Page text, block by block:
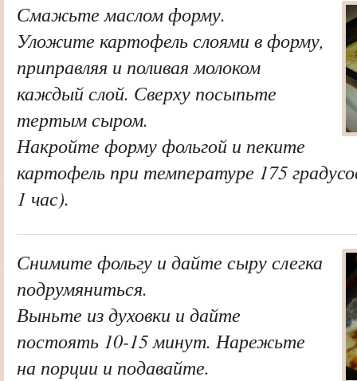
Смажьте маслом форму.
Уложите картофель слоями в форму,
приправляя и поливая молоком
каждый слой. Сверху посыпьте
тертым сыром.
Накройте форму фольгой и пеките
картофель при температуре 175
1 час).
Снимите фольгу и дайте сыру слегка
подрумяниться.
Выньте из духовки и дайте
постоять 10-15 минут. Нарежьте
на порции и подавайте.